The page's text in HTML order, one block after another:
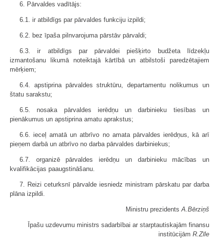
6. Pārvaldes vadītājs:
6.1. ir atbildīgs par pārvaldes funkciju izpildi;
6.2. bez īpaša pilnvarojuma pārstāv pārvaldi;
6.3. ir atbildīgs par pārvaldei piešķirto budžeta līdzekļu
izmantošanu likumā noteiktajā kārtībā un atbilstoši paredzētajiem
mērķiem;
6.4. apstiprina pārvaldes struktūru, departamentu nolikumus un
štatu sarakstu;
6.5. nosaka pārvaldes ierēdņu un darbinieku tiesības un
pienākumus un apstiprina amatu aprakstus;
6.6. ieceļ amatā un atbrīvo no amata pārvaldes ierēdņus, kā arī
pieņem darbā un atbrīvo no darba pārvaldes darbiniekus;
6.7. organizē pārvaldes ierēdņu un darbinieku mācības un
kvalifikācijas paaugstināšanu.
7. Reizi ceturksnī pārvalde iesniedz ministram pārskatu par darba
plāna izpildi.
Ministru prezidentsA.Bērziņš
Īpašu uzdevumu ministrs sadarbībai ar starptautiskajām finansu
institūcijām R.Zīle